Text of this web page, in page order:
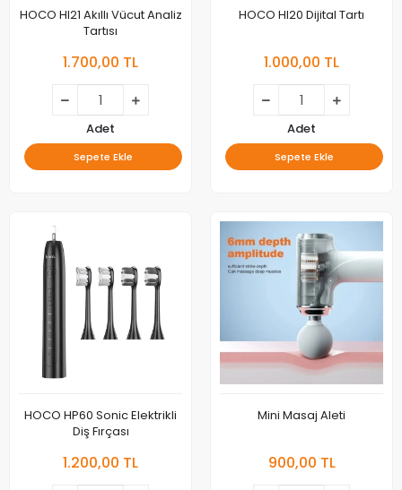
HOCO HI21 Akıllı Vücut Analiz
Tartısı
1.700,00 TL
Adet
Sepete Ekle
HOCO HI20 Dijital Tartı
1.000,00 TL
Adet
Sepete Ekle
HOCO HP60 Sonic Elektrikli
Diş Fırçası
1.200,00 TL
Mini Masaj Aleti
900,00 TL